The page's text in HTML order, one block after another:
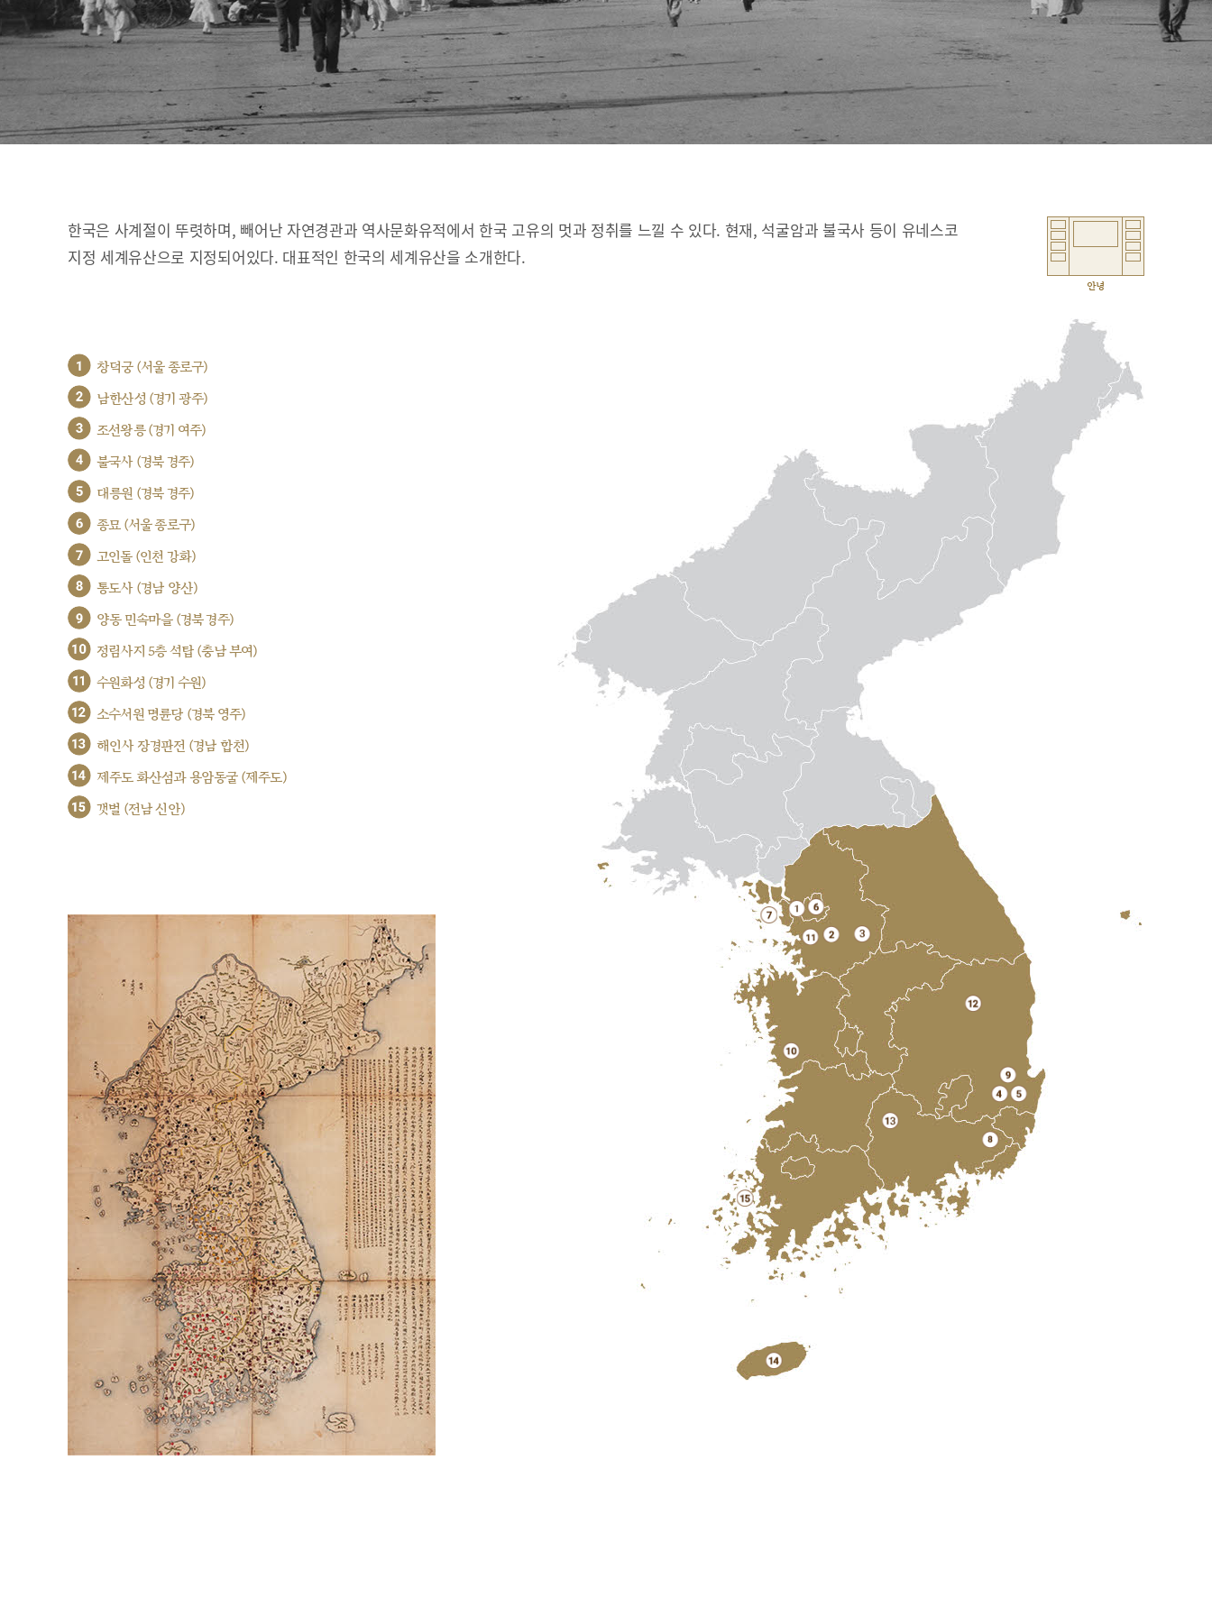
한국은 사계절이 뚜렷하며, 빼어난 자연경관과 역사문화유적에서 한국 고유의 멋과 정취를 느낄 수 있다. 현재, 석굴암과 불국사 등이 유네스코
지정 세계유산으로 지정되어있다. 대표적인 한국의 세계유산을 소개한다.
안녕
1 창덕궁 (서울 종로구)
2 남한산성 (경기 광주)
3 조선왕릉 (경기 여주)
4 불국사 (경북 경주)
5 대릉원 (경북 경주)
6 종묘 (서울 종로구)
7 고인돌 (인천 강화)
8 통도사 (경남 양산)
9 양동 민속마을 (경북 경주)
10 정림사지 5층 석탑 (충남 부여)
11 수원화성 (경기 수원)
12 소수서원 명륜당 (경북 영주)
13 해인사 장경판전 (경남 합천)
14 제주도 화산섬과 용암동굴 (제주도)
15 갯벌 (전남 신안)